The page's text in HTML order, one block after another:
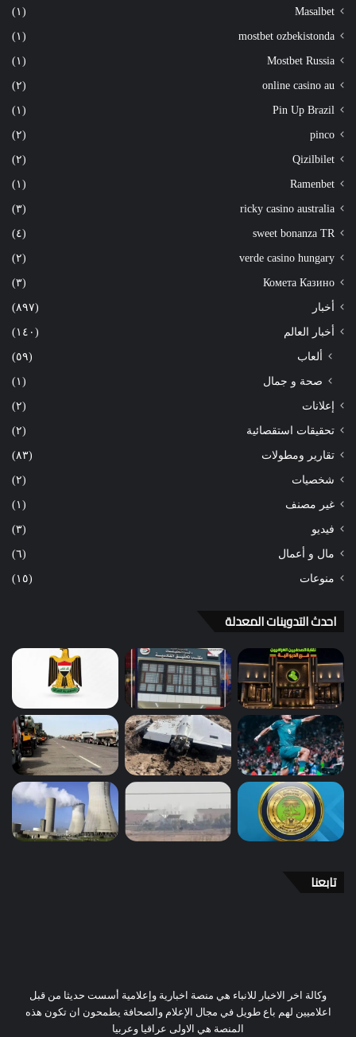
Masalbet (١)
mostbet ozbekistonda (١)
Mostbet Russia (١)
online casino au (٢)
Pin Up Brazil (١)
pinco (٢)
Qizilbilet (٢)
Ramenbet (١)
ricky casino australia (٣)
sweet bonanza TR (٤)
verde casino hungary (٢)
Комета Казино (٣)
أخبار (٨٩٧)
أخبار العالم (١٤٠)
ألعاب
(٥٩)
صحة و جمال
(١)
إعلانات (٢)
تحقيقات استقصائية (٢)
تقارير ومطولات (٨٣)
شخصيات (٢)
غير مصنف (١)
فيديو (٣)
مال و أعمال (٦)
منوعات (١٥)
احدث التدوينات المعدلة
تابعنا
وكالة اخر الاخبار للانباء هي منصة اخبارية وإعلامية أسست حديثا من قبل
اعلاميين لهم باع طويل في مجال الإعلام والصحافة يطمحون ان تكون هذه
المنصة هي الاولى عراقيا وعربيا